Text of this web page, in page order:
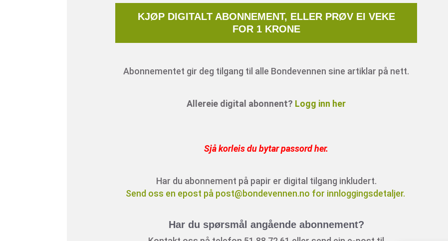
KJØP DIGITALT ABONNEMENT, ELLER PRØV EI VEKE
FOR 1 KRONE
Abonnementet gir deg tilgang til alle Bondevennen sine artiklar på nett.
Allereie digital abonnent? Logg inn her
Sjå korleis du bytar passord her.
Har du abonnement på papir er digital tilgang inkludert.
Send oss en epost på post@bondevennen.no for innloggingsdetaljer.
Har du spørsmål angående abonnement?